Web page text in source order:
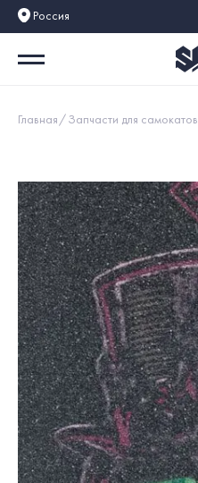
Россия
Главная Запчасти для самокатов